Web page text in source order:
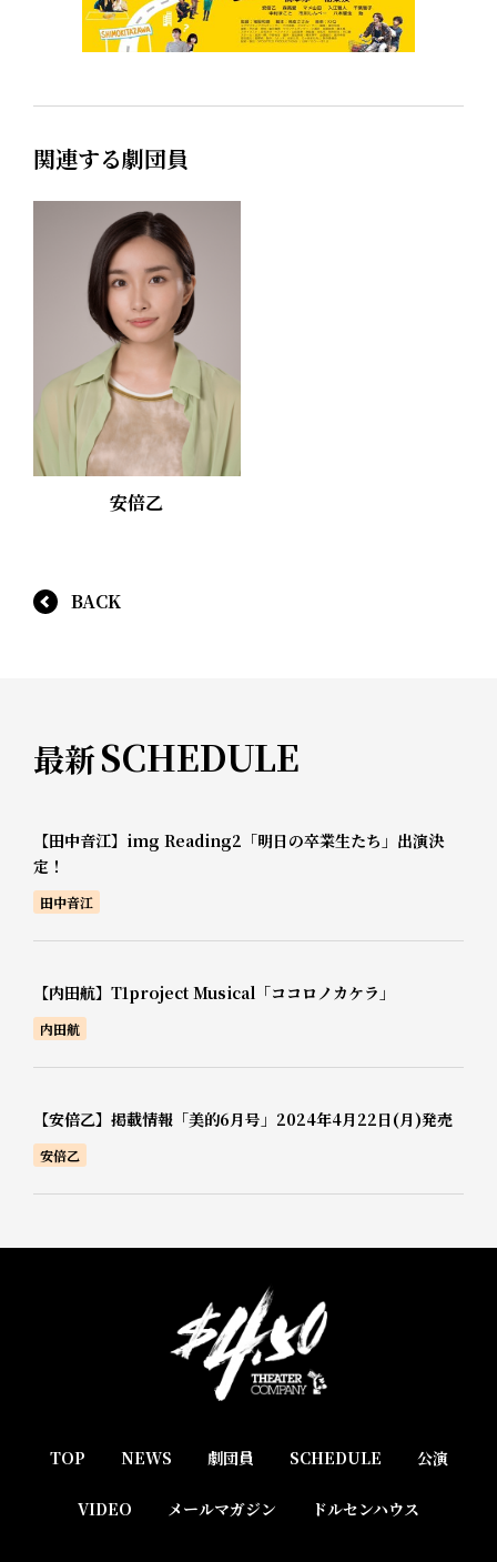
関連する劇団員
安倍乙
BACK
最新SCHEDULE
【田中音江】img Reading2「明日の卒業生たち」出演決
定！
田中音江
【内田航】T1project Musical「ココロノカケラ」
内田航
【安倍乙】掲載情報「美的6月号」2024年4月22日(月)発売
安倍乙
TOP NEWS 劇団員 SCHEDULE 公演
VIDEO メールマガジン ドルセンハウス